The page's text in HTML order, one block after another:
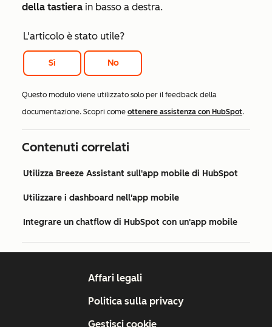
della tastiera in basso a destra.
L'articolo è stato utile?
Sì No
Questo modulo viene utilizzato solo per il feedback della
documentazione. Scopri come ottenere assistenza con HubSpot.
Contenuti correlati
Utilizza Breeze Assistant sull'app mobile di HubSpot
Utilizzare i dashboard nell'app mobile
Integrare un chatflow di HubSpot con un'app mobile
Affari legali
Politica sulla privacy
Gestisci cookie